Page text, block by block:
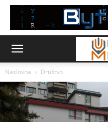
Naslovna Društvo